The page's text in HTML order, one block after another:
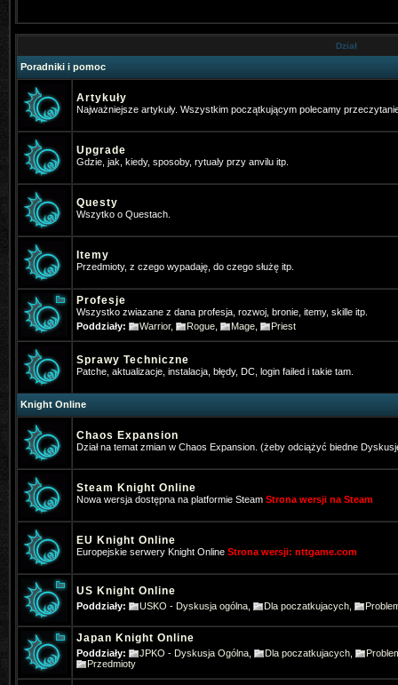
Dział
Poradniki i pomoc
Artykuły
Najważniejsze artykuły. Wszystkim początkującym polecamy
Upgrade
Gdzie, jak, kiedy, sposoby, rytualy przy anvilu itp.
Questy
Wszytko o Questach.
Itemy
Przedmioty, z czego wypadaję, do czego służę itp.
Profesje
Wszystko zwiazane z dana profesja, rozwoj, bronie, itemy, skille itp.
Poddziały:
Warrior, Rogue Mage Priest
Sprawy Techniczne
Patche, aktualizacje, instalacja, błędy, DC, login failed i takie tam.
Knight Online
Chaos Expansion
Dział na temat zmian w Chaos Expansion. (żeby odciążyć biedne
Steam Knight Online
Nowa wersja dostępna na platformie Steam Strona wersji na Steam
EU Knight Online
Europejskie serwery Knight Online Strona wersji: nttgame.com
US Knight Online
Poddziały: USKO - Dyskusja ogólna Dla poczatkujacych
Japan Knight Online
Poddziały: JPKO - Dyskusja Ogólna Dla poczatkujacych
Przedmioty
*Hangman
Gra ktoś w Nową online na
Pogo- 2025-01-31 17:31:27
Też jestem pos wrażeniem, że